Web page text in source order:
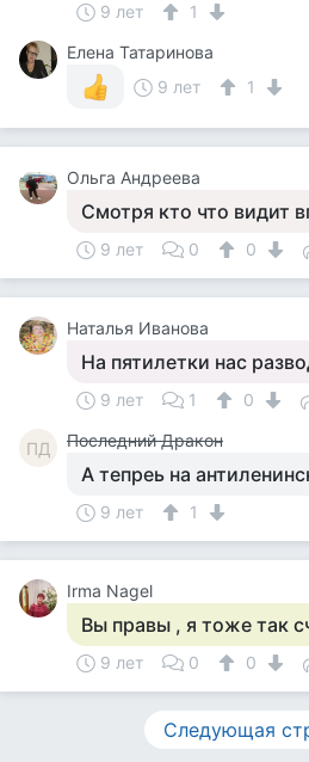
9 лет
1
Елена Татаринова
9 лет
1
Ольга Андреева
Смотря кто что видит
9 лет 0 0
Наталья Иванова
На пятилетки нас
9 лет 1 0
ПД Последний Дракон
А тепреь на
9 лет 1
Irma Nagel
Вы правы , я тоже так
9 лет 0 0
Следующая